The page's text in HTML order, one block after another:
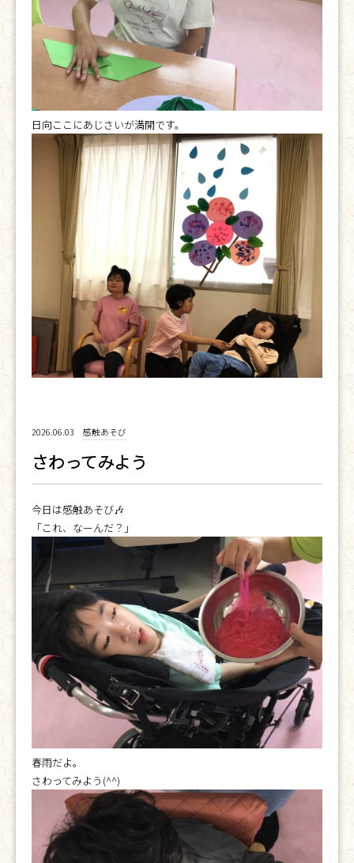
日向ここにあじさいが満開です。
2026.06.03 感触あそび
さわってみよう
今日は感触あそび🎶
「これ、なーんだ？」
春雨だよ。
さわってみよう(^^)